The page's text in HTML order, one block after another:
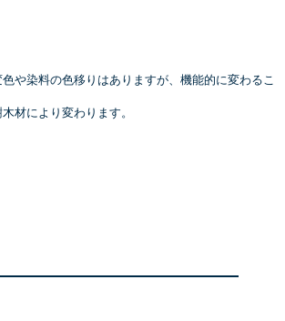
や染料の色移りはありますが、機能的に変わるこ
材により変わります。